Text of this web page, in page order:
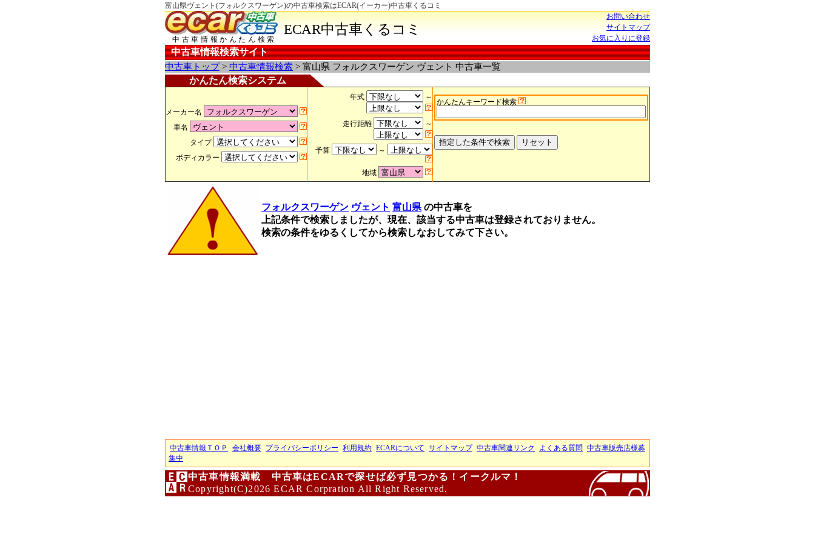
富山県ヴェント(フォルクスワーゲン)の中古車検索はECAR(イーカー)中古車くるコミ
中古車情報かんたん検索
ECAR中古車くるコミ
お問い合わせ
サイトマップ
お気に入りに登録
中古車情報検索サイト
中古車トップ> 中古車情報検索 > 富山県 フォルクスワーゲン ヴェント 中古車一覧
かんたん検索システム
メーカー名
車名
タイプ
ボディカラー
年式 ～
走行距離 ～
予算 ～
地域
かんたんキーワード検索
フォルクスワーゲン ヴェント 富山県 の中古車を
上記条件で検索しましたが、現在、該当する中古車は登録されておりません。
検索の条件をゆるくしてから検索しなおしてみて下さい。
中古車情報ＴＯＰ 会社概要 プライバシーポリシー 利用規約 ECARについて サイトマップ 中古車関連リンク よくある質問 中古車販売店様募
集中
中古車情報満載 中古車はECARで探せば必ず見つかる！イークルマ！
Copyright(C)2026 ECAR Corpration All Right Reserved.